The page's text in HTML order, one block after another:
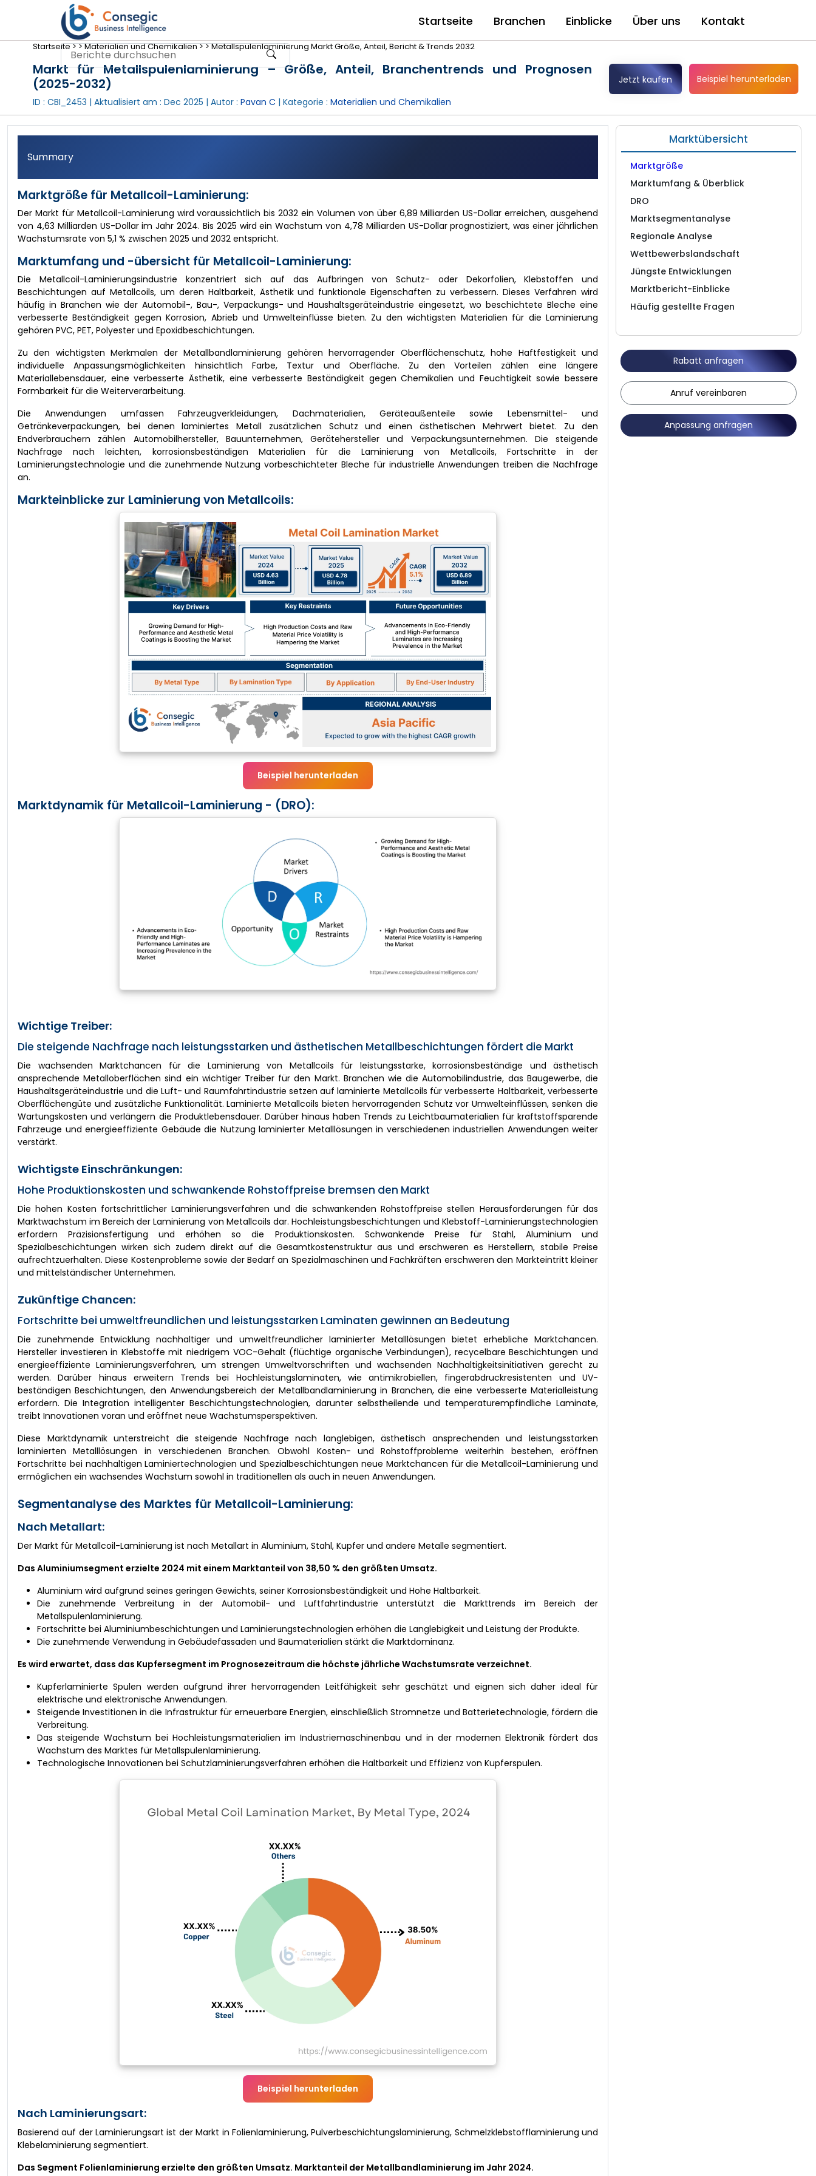
Startseite Branchen Einblicke Über uns Kontakt
Startseite >>Materialien und Chemikalien >>Metallspulenlaminierung Markt Größe, Anteil, Bericht & Trends 2032
Markt für Metallspulenlaminierung – Größe, Anteil, Branchentrends und Prognosen
(2025-2032)
ID : CBI_2453 | Aktualisiert am : Dec 2025 | Autor : Pavan C | Kategorie : Materialien und Chemikalien
Jetzt kaufen Beispiel herunterladen
Summary
Marktgröße für Metallcoil-Laminierung:
Der Markt für Metallcoil-Laminierung wird voraussichtlich bis 2032 ein Volumen von über 6,89 Milliarden US-Dollar erreichen, ausgehend
von 4,63 Milliarden US-Dollar im Jahr 2024. Bis 2025 wird ein Wachstum von 4,78 Milliarden US-Dollar prognostiziert, was einer jährlichen
Wachstumsrate von 5,1 % zwischen 2025 und 2032 entspricht.
Marktumfang und -übersicht für Metallcoil-Laminierung:
Die Metallcoil-Laminierungsindustrie konzentriert sich auf das Aufbringen von Schutz- oder Dekorfolien, Klebstoffen und
Beschichtungen auf Metallcoils, um deren Haltbarkeit, Ästhetik und funktionale Eigenschaften zu verbessern. Dieses Verfahren wird
häufig in Branchen wie der Automobil-, Bau-, Verpackungs- und Haushaltsgeräteindustrie eingesetzt, wo beschichtete Bleche eine
verbesserte Beständigkeit gegen Korrosion, Abrieb und Umwelteinflüsse bieten. Zu den wichtigsten Materialien für die Laminierung
gehören PVC, PET, Polyester und Epoxidbeschichtungen.
Zu den wichtigsten Merkmalen der Metallbandlaminierung gehören hervorragender Oberflächenschutz, hohe Haftfestigkeit und
individuelle Anpassungsmöglichkeiten hinsichtlich Farbe, Textur und Oberfläche. Zu den Vorteilen zählen eine längere
Materiallebensdauer, eine verbesserte Ästhetik, eine verbesserte Beständigkeit gegen Chemikalien und Feuchtigkeit sowie bessere
Formbarkeit für die Weiterverarbeitung.
Die Anwendungen umfassen Fahrzeugverkleidungen, Dachmaterialien, Geräteaußenteile sowie Lebensmittel- und
Getränkeverpackungen, bei denen laminiertes Metall zusätzlichen Schutz und einen ästhetischen Mehrwert bietet. Zu den
Endverbrauchern zählen Automobilhersteller, Bauunternehmen, Gerätehersteller und Verpackungsunternehmen. Die steigende
Nachfrage nach leichten, korrosionsbeständigen Materialien für die Laminierung von Metallcoils, Fortschritte in der
Laminierungstechnologie und die zunehmende Nutzung vorbeschichteter Bleche für industrielle Anwendungen treiben die Nachfrage
an.
Markteinblicke zur Laminierung von Metallcoils:
Beispiel herunterladen
Marktdynamik für Metallcoil-Laminierung - (DRO):
Wichtige Treiber:
Die steigende Nachfrage nach leistungsstarken und ästhetischen Metallbeschichtungen fördert die Markt
Die wachsenden Marktchancen für die Laminierung von Metallcoils für leistungsstarke, korrosionsbeständige und ästhetisch
ansprechende Metalloberflächen sind ein wichtiger Treiber für den Markt. Branchen wie die Automobilindustrie, das Baugewerbe, die
Haushaltsgeräteindustrie und die Luft- und Raumfahrtindustrie setzen auf laminierte Metallcoils für verbesserte Haltbarkeit, verbesserte
Oberflächengüte und zusätzliche Funktionalität. Laminierte Metallcoils bieten hervorragenden Schutz vor Umwelteinflüssen, senken die
Wartungskosten und verlängern die Produktlebensdauer. Darüber hinaus haben Trends zu Leichtbaumaterialien für kraftstoffsparende
Fahrzeuge und energieeffiziente Gebäude die Nutzung laminierter Metalllösungen in verschiedenen industriellen Anwendungen weiter
verstärkt.
Wichtigste Einschränkungen:
Hohe Produktionskosten und schwankende Rohstoffpreise bremsen den Markt
Die hohen Kosten fortschrittlicher Laminierungsverfahren und die schwankenden Rohstoffpreise stellen Herausforderungen für das
Marktwachstum im Bereich der Laminierung von Metallcoils dar. Hochleistungsbeschichtungen und Klebstoff-Laminierungstechnologien
erfordern Präzisionsfertigung und erhöhen so die Produktionskosten. Schwankende Preise für Stahl, Aluminium und
Spezialbeschichtungen wirken sich zudem direkt auf die Gesamtkostenstruktur aus und erschweren es Herstellern, stabile Preise
aufrechtzuerhalten. Diese Kostenprobleme sowie der Bedarf an Spezialmaschinen und Fachkräften erschweren den Markteintritt kleiner
und mittelständischer Unternehmen.
Zukünftige Chancen:
Fortschritte bei umweltfreundlichen und leistungsstarken Laminaten gewinnen an Bedeutung
Die zunehmende Entwicklung nachhaltiger und umweltfreundlicher laminierter Metalllösungen bietet erhebliche Marktchancen.
Hersteller investieren in Klebstoffe mit niedrigem VOC-Gehalt (flüchtige organische Verbindungen), recycelbare Beschichtungen und
energieeffiziente Laminierungsverfahren, um strengen Umweltvorschriften und wachsenden Nachhaltigkeitsinitiativen gerecht zu
werden. Darüber hinaus erweitern Trends bei Hochleistungslaminaten, wie antimikrobiellen, fingerabdruckresistenten und UV-
beständigen Beschichtungen, den Anwendungsbereich der Metallbandlaminierung in Branchen, die eine verbesserte Materialleistung
erfordern. Die Integration intelligenter Beschichtungstechnologien, darunter selbstheilende und temperaturempfindliche Laminate,
treibt Innovationen voran und eröffnet neue Wachstumsperspektiven.
Diese Marktdynamik unterstreicht die steigende Nachfrage nach langlebigen, ästhetisch ansprechenden und leistungsstarken
laminierten Metalllösungen in verschiedenen Branchen. Obwohl Kosten- und Rohstoffprobleme weiterhin bestehen, eröffnen
Fortschritte bei nachhaltigen Laminiertechnologien und Spezialbeschichtungen neue Marktchancen für die Metallcoil-Laminierung und
ermöglichen ein wachsendes Wachstum sowohl in traditionellen als auch in neuen Anwendungen.
Segmentanalyse des Marktes für Metallcoil-Laminierung:
Nach Metallart:
Der Markt für Metallcoil-Laminierung ist nach Metallart in Aluminium, Stahl, Kupfer und andere Metalle segmentiert.
Das Aluminiumsegment erzielte 2024 mit einem Marktanteil von 38,50 % den größten Umsatz.
Aluminium wird aufgrund seines geringen Gewichts, seiner Korrosionsbeständigkeit und Hohe Haltbarkeit.
Die zunehmende Verbreitung in der Automobil- und Luftfahrtindustrie unterstützt die Markttrends im Bereich der
Metallspulenlaminierung.
Fortschritte bei Aluminiumbeschichtungen und Laminierungstechnologien erhöhen die Langlebigkeit und Leistung der Produkte.
Die zunehmende Verwendung in Gebäudefassaden und Baumaterialien stärkt die Marktdominanz.
Es wird erwartet, dass das Kupfersegment im Prognosezeitraum die höchste jährliche Wachstumsrate verzeichnet.
Kupferlaminierte Spulen werden aufgrund ihrer hervorragenden Leitfähigkeit sehr geschätzt und eignen sich daher ideal für
elektrische und elektronische Anwendungen.
Steigende Investitionen in die Infrastruktur für erneuerbare Energien, einschließlich Stromnetze und Batterietechnologie, fördern die
Verbreitung.
Das steigende Wachstum bei Hochleistungsmaterialien im Industriemaschinenbau und in der modernen Elektronik fördert das
Wachstum des Marktes für Metallspulenlaminierung.
Technologische Innovationen bei Schutzlaminierungsverfahren erhöhen die Haltbarkeit und Effizienz von Kupferspulen.
Beispiel herunterladen
Nach Laminierungsart:
Basierend auf der Laminierungsart ist der Markt in Folienlaminierung, Pulverbeschichtungslaminierung, Schmelzklebstofflaminierung und
Klebelaminierung segmentiert.
Das Segment Folienlaminierung erzielte den größten Umsatz. Marktanteil der Metallbandlaminierung im Jahr 2024.
Marktübersicht
Marktgröße
Marktumfang & Überblick
DRO
Marktsegmentanalyse
Regionale Analyse
Wettbewerbslandschaft
Jüngste Entwicklungen
Marktbericht-Einblicke
Häufig gestellte Fragen
Rabatt anfragen
Anruf vereinbaren
Anpassung anfragen